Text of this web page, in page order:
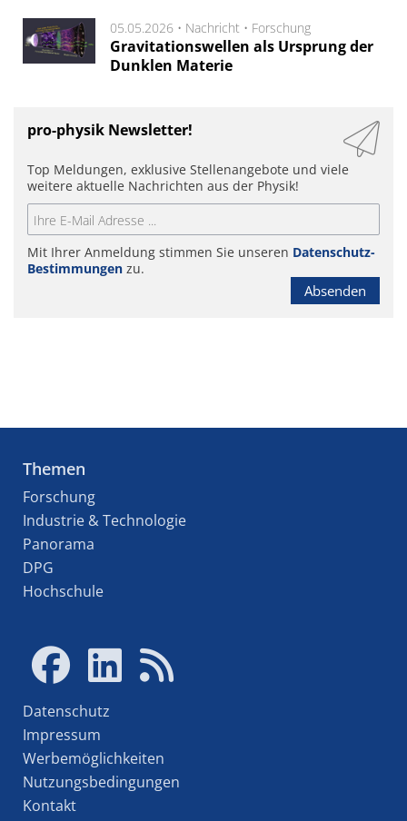
05.05.2026 • Nachricht • Forschung
Gravitationswellen als Ursprung der
Dunklen Materie
pro-physik Newsletter!
Top Meldungen, exklusive Stellenangebote und viele
weitere aktuelle Nachrichten aus der Physik!
Mit Ihrer Anmeldung stimmen Sie unseren Datenschutz-
Bestimmungen zu.
Absenden
Themen
Forschung
Industrie & Technologie
Panorama
DPG
Hochschule
Datenschutz
Impressum
Werbemöglichkeiten
Nutzungsbedingungen
Kontakt